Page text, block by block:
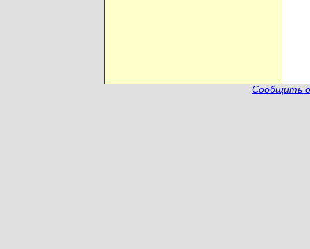
Сообщить о